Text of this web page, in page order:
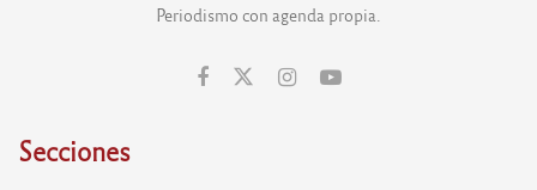
Periodismo con agenda propia.
Secciones